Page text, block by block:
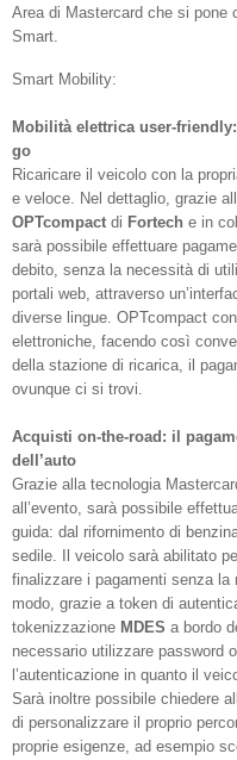
Area di Mastercard che si pone
Smart.
Smart Mobility:
Mobilità elettrica user-
go
Ricaricare il veicolo con la
e veloce. Nel dettaglio, grazie
OPTcompact di Fortech e in
sarà possibile effettuare
debito, senza la necessità di
portali web, attraverso
diverse lingue. OPTcompact
elettroniche, facendo così
della stazione di ricarica, il
ovunque ci si trovi.
Acquisti on-the-road: il
dell’auto
Grazie alla tecnologia
all’evento, sarà possibile
guida: dal rifornimento di
sedile. Il veicolo sarà abilitato
finalizzare i pagamenti senza la
modo, grazie a token di
tokenizzazione MDES a bordo
necessario utilizzare password
l’autenticazione in quanto il
Sarà inoltre possibile chiedere
di personalizzare il proprio
proprie esigenze, ad esempio